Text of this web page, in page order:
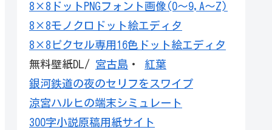
8×8ドットPNGフォント画像(0～9,A～Z)
8×8モノクロドット絵エディタ
8×8ピクセル専用16色ドット絵エディタ
無料壁紙DL/ 宮古島 ・ 紅葉
銀河鉄道の夜のセリフをスワイプ
涼宮ハルヒの端末シミュレート
300字小説原稿用紙サイト